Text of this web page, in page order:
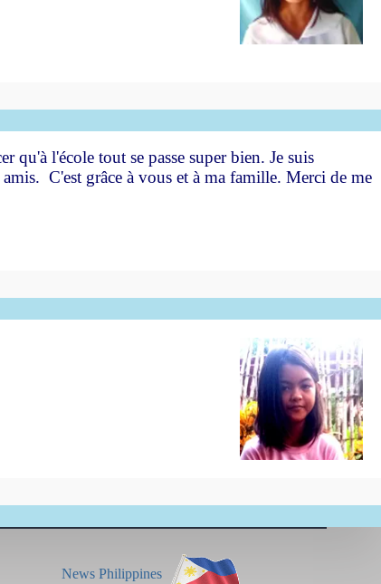
qu'à l'école tout se passe super bien. Je suis
C'est grâce à vous et à ma famille. Merci de me
News Philippines